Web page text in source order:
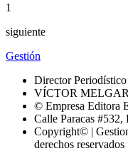
1
siguiente
Gestión
Director
VÍCTOR
© Empresa Editora
Calle Paracas
Copyright© |
derechos reservados